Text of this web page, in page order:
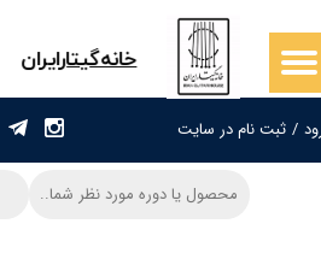
/ ثبت نام در سایت
حساب کاربری من
سفارشات
​خانه‌گیتار‌ایران